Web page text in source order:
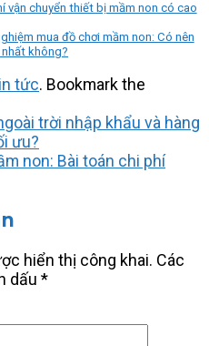
vận chuyển thiết bị mầm non có cao
mua đồ chơi mầm non: Có nên
không?
tức. Bookmark the
trời nhập khẩu và hàng
ưu?
non: Bài toán chi phí
hiển thị công khai. Các
dấu *